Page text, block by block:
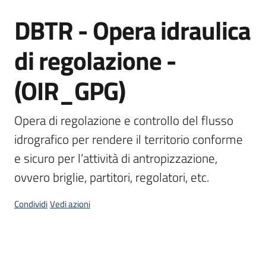
Visualizza
dati
on-
line
Scarica
i
dati
Approfondimenti
Salta al contenuto
DBTR - Opera idraulica
di regolazione -
(OIR_GPG)
Opera di regolazione e controllo del flusso
idrografico per rendere il territorio conforme
e sicuro per l’attività di antropizzazione,
ovvero briglie, partitori, regolatori, etc.
CondividiVedi azioni